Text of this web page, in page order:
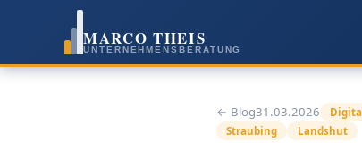
MARCO THEIS
UNTERNEHMENSBERATUNG
← Blog31.03.2026
Straubing
Landshut